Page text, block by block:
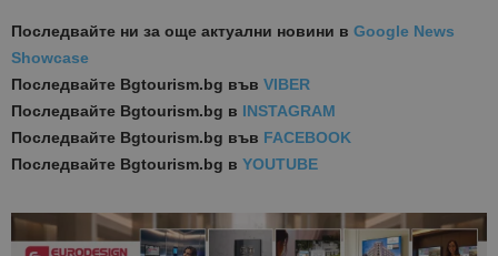
Последвайте ни за още актуални новини в Google News
Showcase
Последвайте Bgtourism.bg във VIBER
Последвайте Bgtourism.bg в INSTAGRAM
Последвайте Bgtourism.bg във FACEBOOK
Последвайте Bgtourism.bg в YOUTUBE